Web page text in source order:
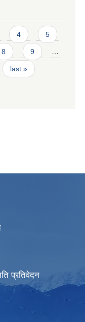
4 5
8 9 …
last »
प्रतिवेदन